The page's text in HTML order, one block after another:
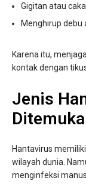
Gigitan atau
Menghirup
Karena itu,
kontak dengan
Jenis
Hantavirus
wilayah dunia.
menginfeksi